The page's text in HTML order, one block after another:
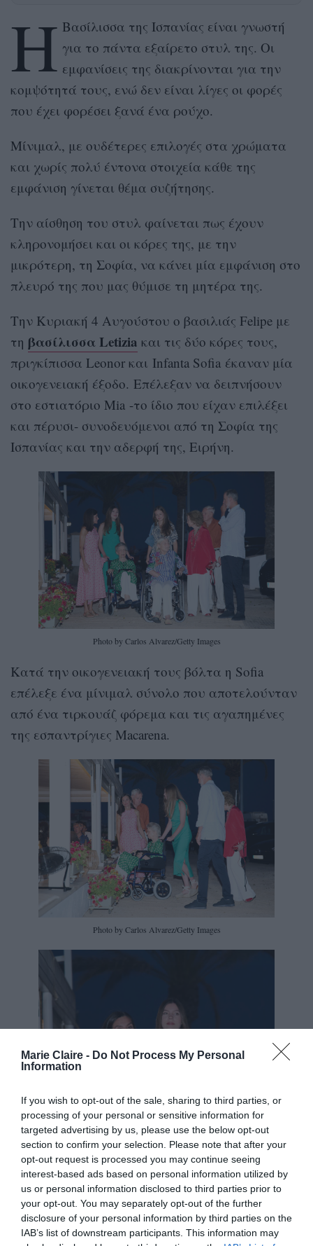
Marie Claire - Do Not Process My Personal
Information
If you wish to opt-out of the sale, sharing to third parties, or
processing of your personal or sensitive information for
targeted advertising by us, please use the below opt-out
section to confirm your selection. Please note that after your
opt-out request is processed you may continue seeing
interest-based ads based on personal information utilized by
us or personal information disclosed to third parties prior to
your opt-out. You may separately opt-out of the further
disclosure of your personal information by third parties on the
IAB’s list of downstream participants. This information may
Η Βασίλισσα της Ισπανίας είναι γνωστή
για το πάντα εξαίρετο στυλ της. Οι
εμφανίσεις της διακρίνονται για την
κομψότητά τους, ενώ δεν είναι λίγες οι φορές
που έχει φορέσει ξανά ένα ρούχο.
Μίνιμαλ, με ουδέτερες επιλογές στα χρώματα
και χωρίς πολύ έντονα στοιχεία κάθε της
εμφάνιση γίνεται θέμα συζήτησης.
Την αίσθηση του στυλ φαίνεται πως έχουν
κληρονομήσει και οι κόρες της, με την
μικρότερη, τη Σοφία, να κάνει μία εμφάνιση στο
πλευρό της που μας θύμισε τη μητέρα της.
Την Κυριακή 4 Αυγούστου ο βασιλιάς Felipe με
τη βασίλισσα Letizia και τις δύο κόρες τους,
πριγκίπισσα Leonor και Infanta Sofia έκαναν μία
οικογενειακή έξοδο. Επέλεξαν να δειπνήσουν
στο εστιατόριο Mia -το ίδιο που είχαν επιλέξει
και πέρυσι- συνοδευόμενοι από τη Σοφία της
Ισπανίας και την αδερφή της, Ειρήνη.
Photo by Carlos Alvarez/Getty Images
Κατά την οικογενειακή τους βόλτα η Sofia
επέλεξε ένα μίνιμαλ σύνολο που αποτελούνταν
από ένα τιρκουάζ φόρεμα και τις αγαπημένες
της εσπαντρίγιες Macarena.
Photo by Carlos Alvarez/Getty Images